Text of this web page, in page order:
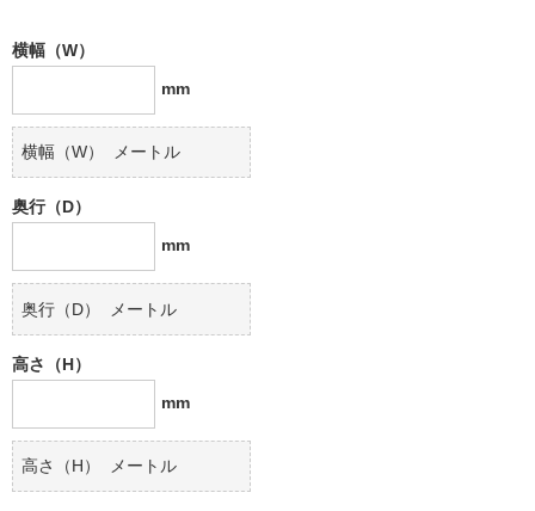
横幅（W）
mm
横幅（W） メートル
奥行（D）
mm
奥行（D） メートル
高さ（H）
mm
高さ（H） メートル